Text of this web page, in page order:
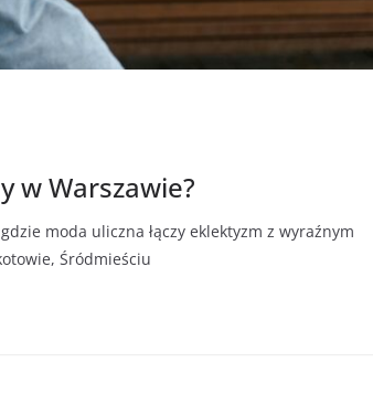
w Warszawie?
moda uliczna łączy eklektyzm z wyraźnym
Śródmieściu